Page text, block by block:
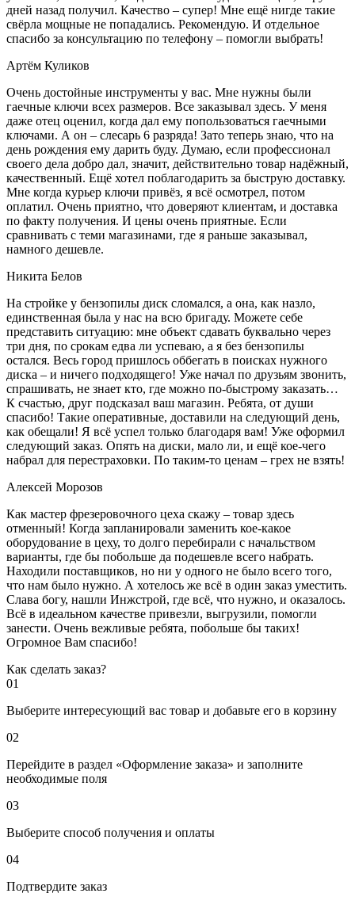
дней назад получил. Качество – супер! Мне ещё нигде такие
свёрла мощные не попадались. Рекомендую. И отдельное
спасибо за консультацию по телефону – помогли выбрать!
Артём Куликов
Очень достойные инструменты у вас. Мне нужны были
гаечные ключи всех размеров. Все заказывал здесь. У меня
даже отец оценил, когда дал ему попользоваться гаечными
ключами. А он – слесарь 6 разряда! Зато теперь знаю, что на
день рождения ему дарить буду. Думаю, если профессионал
своего дела добро дал, значит, действительно товар надёжный,
качественный. Ещё хотел поблагодарить за быструю доставку.
Мне когда курьер ключи привёз, я всё осмотрел, потом
оплатил. Очень приятно, что доверяют клиентам, и доставка
по факту получения. И цены очень приятные. Если
сравнивать с теми магазинами, где я раньше заказывал,
намного дешевле.
Никита Белов
На стройке у бензопилы диск сломался, а она, как назло,
единственная была у нас на всю бригаду. Можете себе
представить ситуацию: мне объект сдавать буквально через
три дня, по срокам едва ли успеваю, а я без бензопилы
остался. Весь город пришлось оббегать в поисках нужного
диска – и ничего подходящего! Уже начал по друзьям звонить,
спрашивать, не знает кто, где можно по-быстрому заказать…
К счастью, друг подсказал ваш магазин. Ребята, от души
спасибо! Такие оперативные, доставили на следующий день,
как обещали! Я всё успел только благодаря вам! Уже оформил
следующий заказ. Опять на диски, мало ли, и ещё кое-чего
набрал для перестраховки. По таким-то ценам – грех не взять!
Алексей Морозов
Как мастер фрезеровочного цеха скажу – товар здесь
отменный! Когда запланировали заменить кое-какое
оборудование в цеху, то долго перебирали с начальством
варианты, где бы побольше да подешевле всего набрать.
Находили поставщиков, но ни у одного не было всего того,
что нам было нужно. А хотелось же всё в один заказ уместить.
Слава богу, нашли Инжстрой, где всё, что нужно, и оказалось.
Всё в идеальном качестве привезли, выгрузили, помогли
занести. Очень вежливые ребята, побольше бы таких!
Огромное Вам спасибо!
Как сделать заказ?
01
Выберите интересующий вас товар и добавьте его в корзину
02
Перейдите в раздел «Оформление заказа» и заполните
необходимые поля
03
Выберите способ получения и оплаты
04
Подтвердите заказ